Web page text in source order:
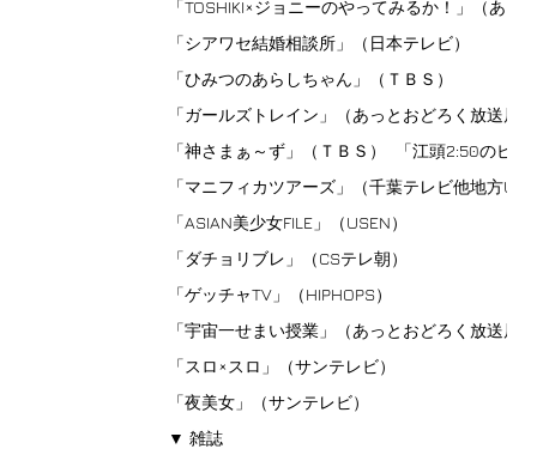
「TOSHIKI×ジョニーのやってみるか！」（あ
「シアワセ結婚相談所」（日本テレビ）
「ひみつのあらしちゃん」（ＴＢＳ）
「ガールズトレイン」（あっとおどろく放送局
「神さまぁ～ず」（ＴＢＳ） 「江頭2:50のピ
「マニフィカツアーズ」（千葉テレビ他地方U
「ASIAN美少女FILE」（USEN）
「ダチョリブレ」（CSテレ朝）
「ゲッチャTV」（HIPHOPS）
「宇宙一せまい授業」（あっとおどろく放送
「スロ×スロ」（サンテレビ）
「夜美女」（サンテレビ）
▼ 雑誌